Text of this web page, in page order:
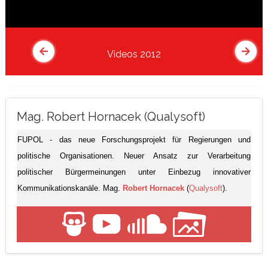
Videos 2012
Mag. Robert Hornacek (Qualysoft)
FUPOL - das neue Forschungsprojekt für Regierungen und
politische Organisationen. Neuer Ansatz zur Verarbeitung
politischer Bürgermeinungen unter Einbezug innovativer
Kommunikationskanäle. Mag.
Robert Hornacek (Qualysoft).